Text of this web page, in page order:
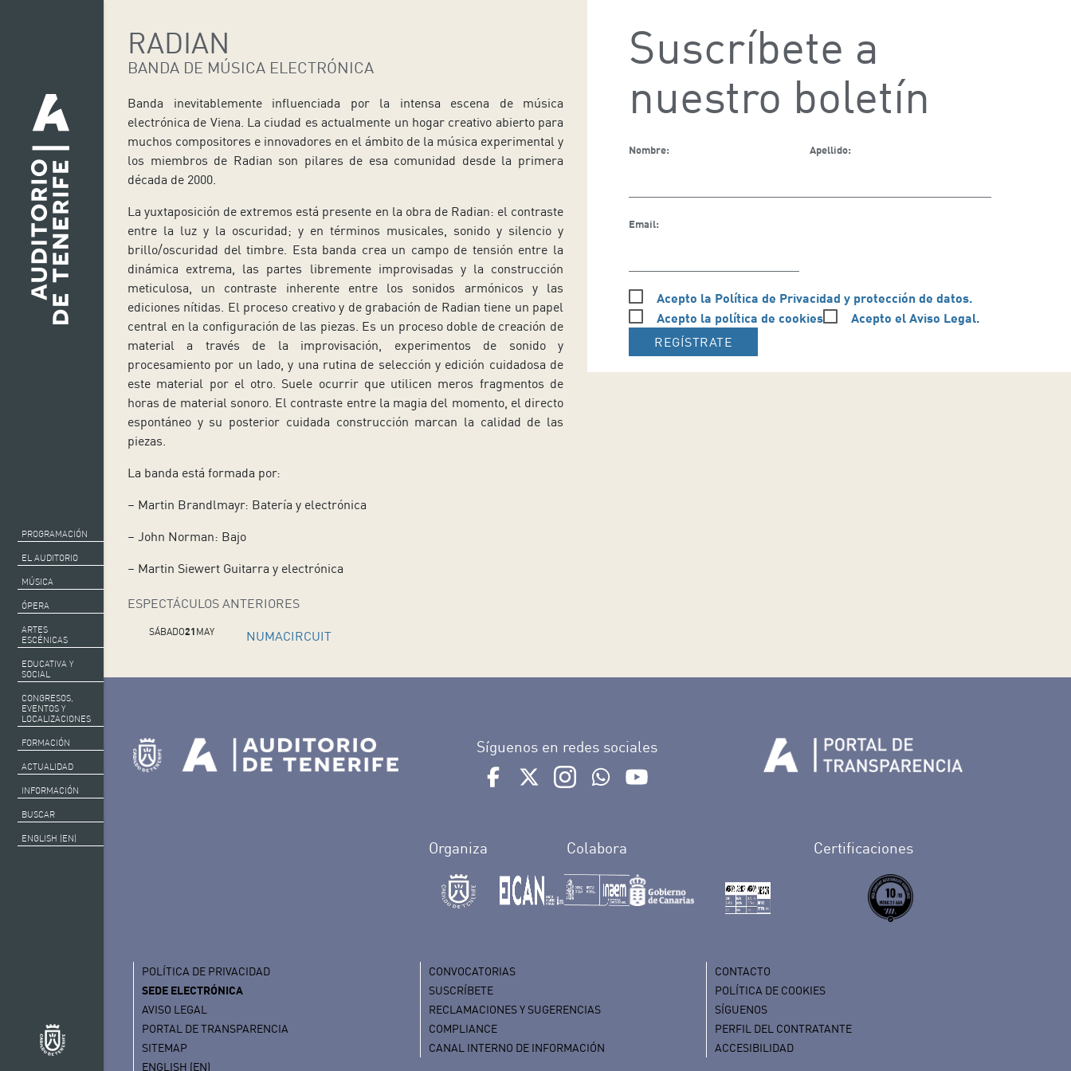
PROGRAMACIÓN
EL AUDITORIO
MÚSICA
ÓPERA
ARTES
ESCÉNICAS
EDUCATIVA Y
SOCIAL
CONGRESOS,
EVENTOS Y
LOCALIZACIONES
FORMACIÓN
ACTUALIDAD
INFORMACIÓN
BUSCAR
ENGLISH (EN)
RADIAN
BANDA DE MÚSICA ELECTRÓNICA
Banda inevitablemente influenciada por la intensa escena de música
electrónica de Viena. La ciudad es actualmente un hogar creativo abierto para
muchos compositores e innovadores en el ámbito de la música experimental y
los miembros de Radian son pilares de esa comunidad desde la primera
década de 2000.
La yuxtaposición de extremos está presente en la obra de Radian: el contraste
entre la luz y la oscuridad; y en términos musicales, sonido y silencio y
brillo/oscuridad del timbre. Esta banda crea un campo de tensión entre la
dinámica extrema, las partes libremente improvisadas y la construcción
meticulosa, un contraste inherente entre los sonidos armónicos y las
ediciones nítidas. El proceso creativo y de grabación de Radian tiene un papel
central en la configuración de las piezas. Es un proceso doble de creación de
material a través de la improvisación, experimentos de sonido y
procesamiento por un lado, y una rutina de selección y edición cuidadosa de
este material por el otro. Suele ocurrir que utilicen meros fragmentos de
horas de material sonoro. El contraste entre la magia del momento, el directo
espontáneo y su posterior cuidada construcción marcan la calidad de las
piezas.
La banda está formada por:
– Martin Brandlmayr: Batería y electrónica
– John Norman: Bajo
– Martin Siewert Guitarra y electrónica
ESPECTÁCULOS ANTERIORES
SÁBADO21 MAY NUMACIRCUIT
Suscríbete a
nuestro boletín
Nombre: Apellido:
Email:
Acepto la Política de Privacidad y protección de datos.
Acepto la política de cookies
Acepto el Aviso Legal.
REGÍSTRATE
Síguenos en redes sociales
Ir a perfil de Auditorio de Tenerife en Facebook
Ir a perfil de Auditorio de Tenerife en Twitter
Ir a perfil de Auditorio de Tenerife en Instagram
Ir al Boletín Whatsapp de Auditorio de Tenerife
Ir al perfil de Auditorio de Tenerife en Youtube
Organiza Colabora Certificaciones
POLÍTICA DE PRIVACIDAD CONVOCATORIAS
CONTACTO
SEDE ELECTRÓNICA
SUSCRÍBETE
POLÍTICA DE COOKIES
AVISO LEGAL
RECLAMACIONES Y SUGERENCIAS
SÍGUENOS
PORTAL DE TRANSPARENCIA
COMPLIANCE
PERFIL DEL CONTRATANTE
SITEMAP
CANAL INTERNO DE INFORMACIÓN
ACCESIBILIDAD
ENGLISH (EN)